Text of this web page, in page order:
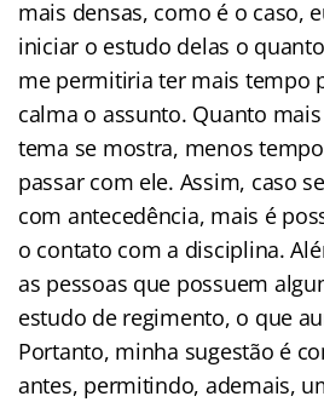
mais densas, como é o caso,
iniciar o estudo delas o
me permitiria ter mais tempo
calma o assunto. Quanto
tema se mostra, menos
passar com ele. Assim, caso
com antecedência, mais é
o contato com a disciplina.
as pessoas que possuem
estudo de regimento, o que
Portanto, minha sugestão é
antes, permitindo, ademais,